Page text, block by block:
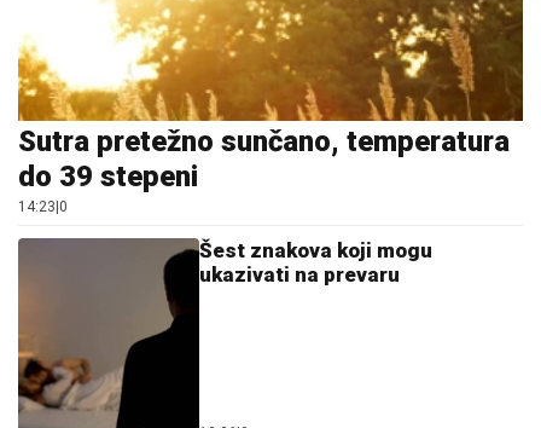
Sutra pretežno sunčano, temperatura
do 39 stepeni
14:23 0
Šest znakova koji mogu
ukazivati na prevaru